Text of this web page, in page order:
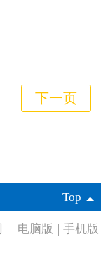
Top
电脑版 手机版